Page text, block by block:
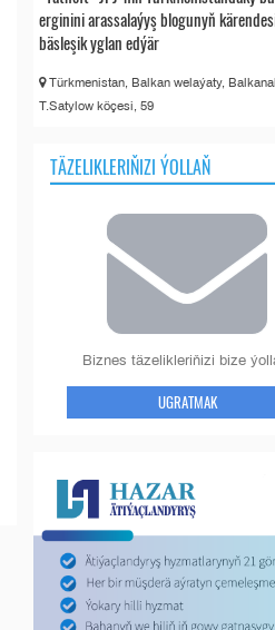
erginini arassalaýyş blogunyň
bäsleşik yglan edýär
Türkmenistan, Balkan welaýaty,
T.Satylow köçesi, 59
TÄZELIKLERIŇIZI ÝOLLAŇ
Biznes täzelikleriňizi bize
UGRATMAK